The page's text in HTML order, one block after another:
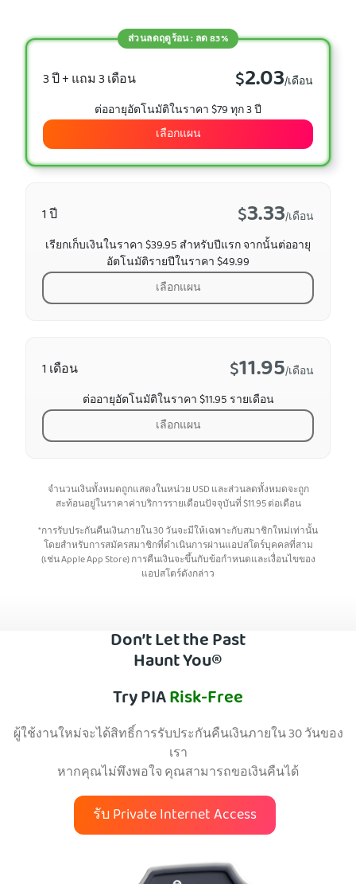
1 เดือน $11.95/เดือน
ต่ออายุอัตโนมัติในราคา $11.95 รายเดือน
เลือกแผน
3 ปี + แถม 3 เดือน $2.03/เดือน
ส่วนลดฤดูร้อน : ลด 83%
ต่ออายุอัตโนมัติในราคา $79 ทุก 3 ปี
เลือกแผน
1 ปี $3.33/เดือน
เรียกเก็บเงินในราคา $39.95 สำหรับปีแรก จากนั้นต่ออายุ
อัตโนมัติรายปีในราคา $49.99
เลือกแผน
จำนวนเงินทั้งหมดถูกแสดงในหน่วย USD และส่วนลดทั้งหมดจะถูก
สะท้อนอยู่ในราคาค่าบริการรายเดือนปัจจุบันที่$11.95ต่อเดือน
*การรับประกันคืนเงินภายใน 30 วันจะมีให้เฉพาะกับสมาชิกใหม่เท่านั้น
โดยสำหรับการสมัครสมาชิกที่ดำเนินการผ่านแอปสโตร์บุคคลที่สาม
(เช่น Apple App Store) การคืนเงินจะขึ้นกับข้อกำหนดและเงื่อนไขของ
แอปสโตร์ดังกล่าว
Don’t Let the Past
Haunt You®
Try PIARisk-Free
ผู้ใช้งานใหม่จะได้สิทธิ์การรับประกันคืนเงินภายใน 30 วันของ
เรา
หากคุณไม่พึงพอใจ คุณสามารถขอเงินคืนได้
รับ Private Internet Access